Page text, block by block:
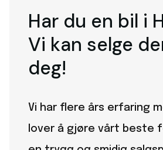
Har du en bil i
Vi kan selge
deg!
Vi har flere års erfaring
lover å gjøre vårt beste